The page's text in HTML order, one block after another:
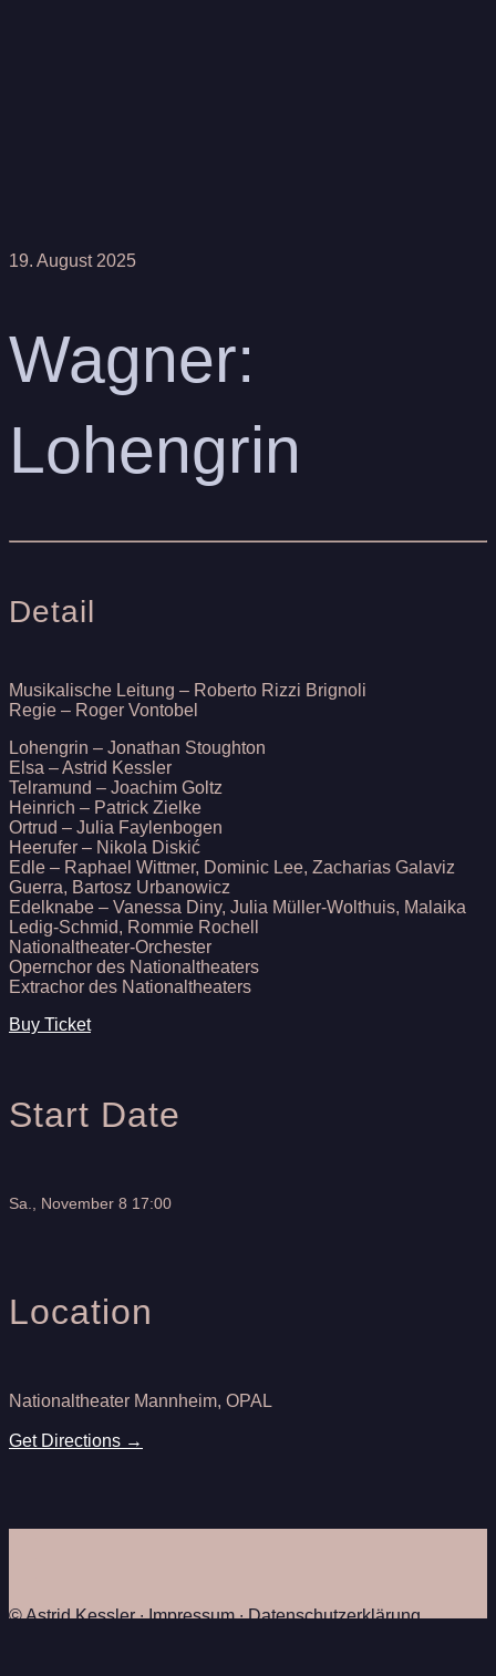
19. August 2025
Wagner:
Lohengrin
Detail
Musikalische Leitung – Roberto Rizzi Brignoli
Regie – Roger Vontobel
Lohengrin – Jonathan Stoughton
Elsa – Astrid Kessler
Telramund – Joachim Goltz
Heinrich – Patrick Zielke
Ortrud – Julia Faylenbogen
Heerufer – Nikola Diskić
Edle – Raphael Wittmer, Dominic Lee, Zacharias Galaviz
Guerra, Bartosz Urbanowicz
Edelknabe – Vanessa Diny, Julia Müller-Wolthuis, Malaika
Ledig-Schmid, Rommie Rochell
Nationaltheater-Orchester
Opernchor des Nationaltheaters
Extrachor des Nationaltheaters
Buy Ticket
Start Date
Sa., November 8 17:00
Location
Nationaltheater Mannheim, OPAL
Get Directions →
© Astrid Kessler ∙Impressum∙Datenschutzerklärung